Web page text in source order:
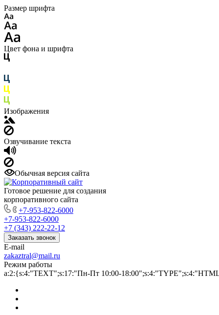
Размер шрифта
Цвет фона и шрифта
Изображения
Озвучивание текста
Обычная версия сайта
Готовое решение для создания
корпоративного сайта
+7-953-822-6000
+7-953-822-6000
+7 (343) 222-22-12
Заказать звонок
E-mail
zakaztral@mail.ru
Режим работы
a:2:{s:4:"TEXT";s:17:"Пн-Пт 10:00-